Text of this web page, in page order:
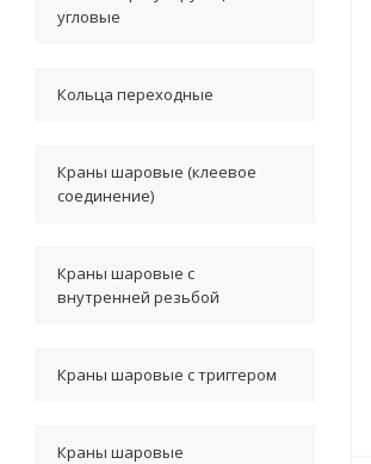
угловые
Кольца переходные
Краны шаровые (клеевое
соединение)
Краны шаровые с
внутренней резьбой
Краны шаровые с триггером
Краны шаровые